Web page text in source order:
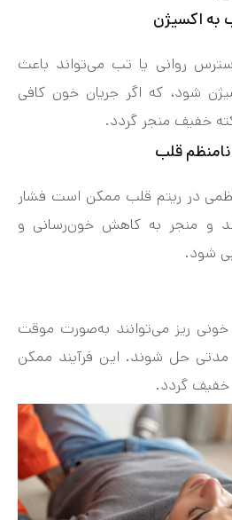
به اکسیژن
روانی یا تب می‌تواند باعث
شود، که اگر جریان خون کافی
خفیف منجر گردد.
نامنظم قلب
در ریتم قلب ممکن است فشار
و منجر به کاهش خون‌رسانی و
شود.
خونی ریز می‌توانند به‌صورت موقت
مدتی حل شوند. این فرآیند ممکن
خفیف گردد.